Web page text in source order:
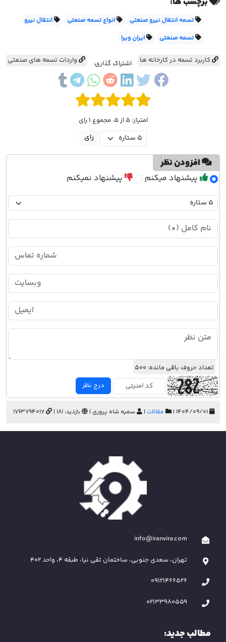
تسمه انتقال نیرو صنعتی انواع تسمه صنعتی
انتقال نیرو
تسمه صنعتی
ایران ویرا
کاربرد تسمه در کارخانه ها واردات تسمه های صنعتی اشتراک گذاری:
امتیاز: 5 از 5. مجموع 1 رای
افزودن نظر
پیشنهاد میکنم پیشنهاد نمیکنم
تعداد حروف باقی مانده: 500
درج نظر
مقالات | سمیه شاه پروری | بازدید: 181 | 1763794017
info@iranvira.com
تهران، سعدی جنوبی، ساختمان تقی نیا، طبقه 4، واحد 402
09121466526
02133980559
مطالب جدید: